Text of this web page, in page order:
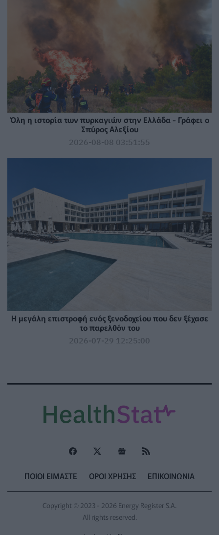
Όλη η ιστορία των πυρκαγιών στην Ελλάδα - Γράφει ο
Σπύρος Αλεξίου
2026-08-08 03:51:55
Η μεγάλη επιστροφή ενός ξενοδοχείου που δεν ξέχασε
το παρελθόν του
2026-07-29 12:25:00
ΠΟΙΟΙ ΕΙΜΑΣΤΕ ΟΡΟΙ ΧΡΗΣΗΣ ΕΠΙΚΟΙΝΩΝΙΑ
Copyright © 2023 - 2026 Energy Register S.A.
All rights reserved.